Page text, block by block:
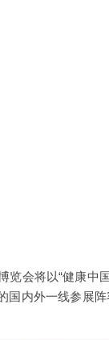
览会将以“健康中
国内外一线参展